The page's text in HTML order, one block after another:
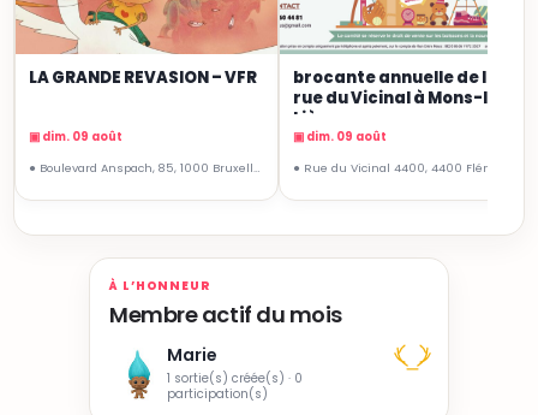
LA GRANDE REVASION – VFR
▣ dim. 09 août
● Boulevard Anspach, 85, 1000 Bruxelles
brocante annuelle de la
rue du Vicinal à Mons-lez-
Liège
▣ dim. 09 août
À L’HONNEUR
Membre actif du mois
Marie
1 sortie(s) créée(s) · 0
participation(s)